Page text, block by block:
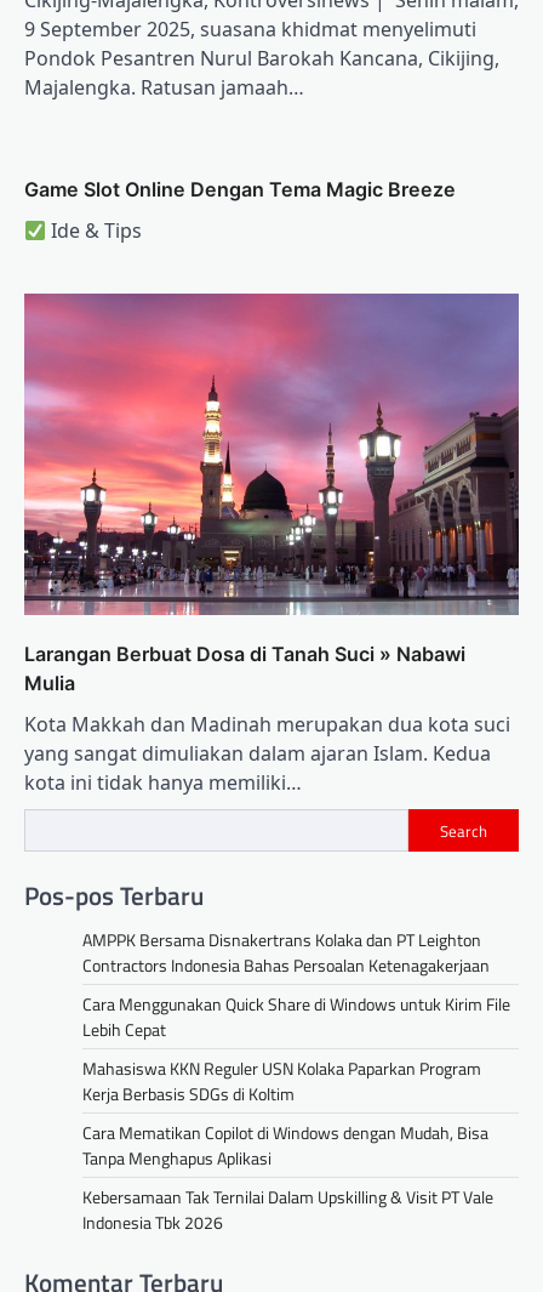
9 September 2025, suasana khidmat menyelimuti
Pondok Pesantren Nurul Barokah Kancana, Cikijing,
Majalengka. Ratusan jamaah…
Game Slot Online Dengan Tema Magic Breeze
Ide & Tips
Larangan Berbuat Dosa di Tanah Suci » Nabawi
Mulia
Kota Makkah dan Madinah merupakan dua kota suci
yang sangat dimuliakan dalam ajaran Islam. Kedua
kota ini tidak hanya memiliki…
Search
Pos-pos Terbaru
AMPPK Bersama Disnakertrans Kolaka dan PT Leighton
Contractors Indonesia Bahas Persoalan Ketenagakerjaan
Cara Menggunakan Quick Share di Windows untuk Kirim File
Lebih Cepat
Mahasiswa KKN Reguler USN Kolaka Paparkan Program
Kerja Berbasis SDGs di Koltim
Cara Mematikan Copilot di Windows dengan Mudah, Bisa
Tanpa Menghapus Aplikasi
Kebersamaan Tak Ternilai Dalam Upskilling & Visit PT Vale
Indonesia Tbk 2026
Komentar Terbaru